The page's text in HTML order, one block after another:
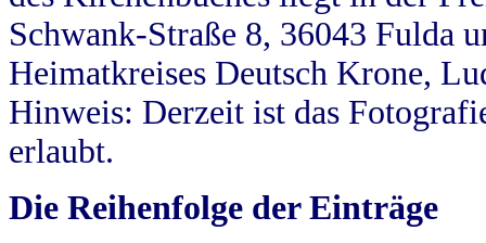
Schwank-Straße 8, 36043 Fulda
Heimatkreises Deutsch Krone,
Hinweis: Derzeit ist das
erlaubt.
Die Reihenfolge der Einträge